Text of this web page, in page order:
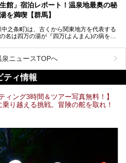
」は、この地を代表する旅館の一つ。日帰
が、やはり宿泊してじっくり楽しむのがベ
内の魅力をたっぷりとご紹介します！
館」宿泊レポート！温泉地最奥の秘
を満喫【群馬】
之条町)は、古くから関東地方を代表する
名は四万の湯が『四万(よんまん)の病を癒
気温泉地です。
温泉最奥に位置し、秘境感漂う老舗宿。泉
湯効果)に定評があり、知る人ぞ知る穴場
は筆者自ら宿泊し、自慢の温泉をはじめ食
ペースなど、宿の全貌を徹底紹介します。
泉ニュースTOPへ
ティ情報
ィング3時間＆ツアー写真無料！】
り越える挑戦。冒険の舵を取れ！